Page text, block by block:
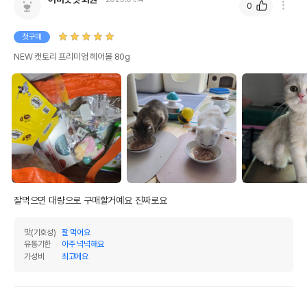
첫구매
NEW 캣토리 프리미엄 헤어볼 80g
잘먹으면 대량으로 구매할거예요 진짜로요
맛(기호성)
잘 먹어요
유통기한
아주 넉넉해요
가성비
최고에요
0